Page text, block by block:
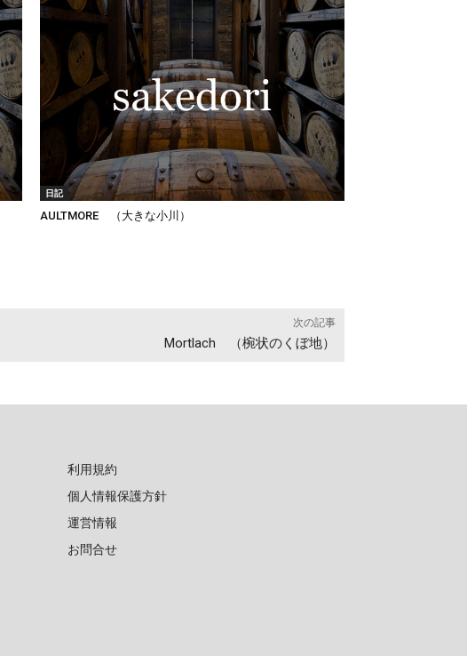
日記
AULTMORE （大きな小川）
次の記事
Mortlach （椀状のくぼ地）
利用規約
個人情報保護方針
運営情報
お問合せ